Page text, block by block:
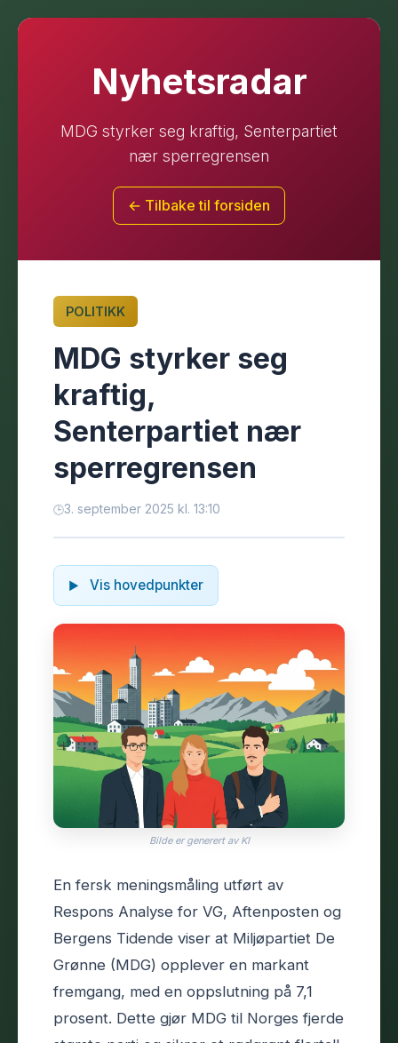
Nyhetsradar
MDG styrker seg kraftig, Senterpartiet
nær sperregrensen
← Tilbake til forsiden
POLITIKK
MDG styrker seg
kraftig,
Senterpartiet nær
sperregrensen
3. september 2025 kl. 13:10
Vis hovedpunkter
Bilde er generert av KI
En fersk meningsmåling utført av
Respons Analyse for VG, Aftenposten og
Bergens Tidende viser at Miljøpartiet De
Grønne (MDG) opplever en markant
fremgang, med en oppslutning på 7,1
prosent. Dette gjør MDG til Norges fjerde